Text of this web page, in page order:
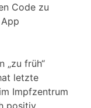
Code zu
„zu früh“
letzte
Impfzentrum